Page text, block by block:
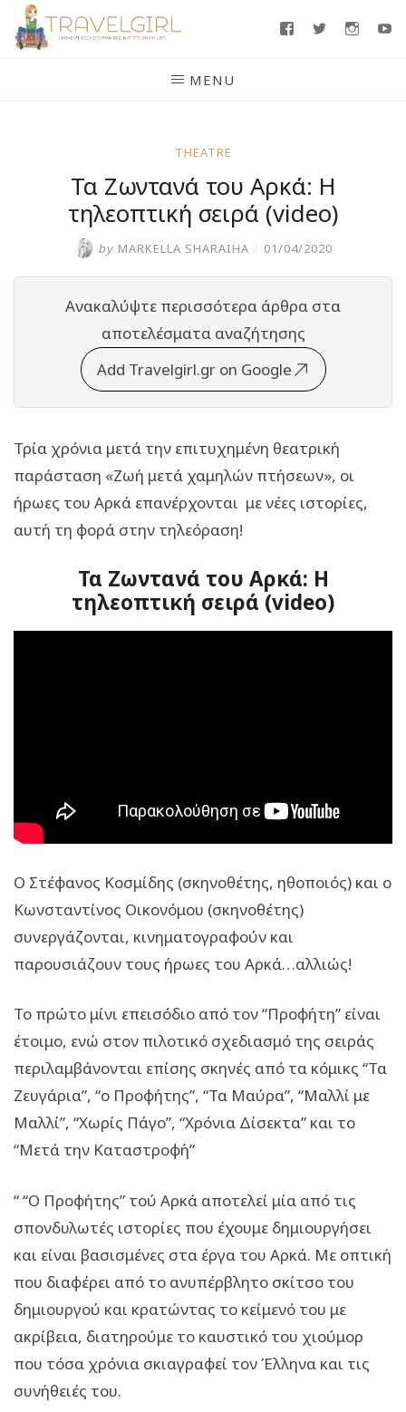
Skip
FacebookTwitter
MENU
THEATRE
Τα Ζωντανά του Αρκά: Η
τηλεοπτική σειρά (video)
by MARKELLA SHARAIHA / 01/04/2020
Ανακαλύψτε περισσότερα άρθρα στα
αποτελέσματα αναζήτησης
Add Travelgirl.gr on Google
Τρία χρόνια μετά την επιτυχημένη θεατρική
παράσταση «Ζωή μετά χαμηλών πτήσεων», οι
ήρωες του Αρκά επανέρχονται με νέες ιστορίες,
αυτή τη φορά στην τηλεόραση!
Τα Ζωντανά του Αρκά: Η
τηλεοπτική σειρά (video)
Ο Στέφανος Κοσμίδης (σκηνοθέτης, ηθοποιός) και ο
Κωνσταντίνος Οικονόμου (σκηνοθέτης)
συνεργάζονται, κινηματογραφούν και
παρουσιάζουν τους ήρωες του Αρκά…αλλιώς!
Το πρώτο μίνι επεισόδιο από τον “Προφήτη” είναι
έτοιμο, ενώ στον πιλοτικό σχεδιασμό της σειράς
περιλαμβάνονται επίσης σκηνές από τα κόμικς “Τα
Ζευγάρια”, “ο Προφήτης”, “Τα Μαύρα”, “Μαλλί με
Μαλλί”, “Χωρίς Πάγο”, “Χρόνια Δίσεκτα” και το
“Μετά την Καταστροφή”
“ “Ο Προφήτης” τού Αρκά αποτελεί μία από τις
σπονδυλωτές ιστορίες που έχουμε δημιουργήσει
και είναι βασισμένες στα έργα του Αρκά. Με οπτική
που διαφέρει από το ανυπέρβλητο σκίτσο του
δημιουργού και κρατώντας το κείμενό του με
ακρίβεια, διατηρούμε το καυστικό του χιούμορ
που τόσα χρόνια σκιαγραφεί τον Έλληνα και τις
συνήθειές του.